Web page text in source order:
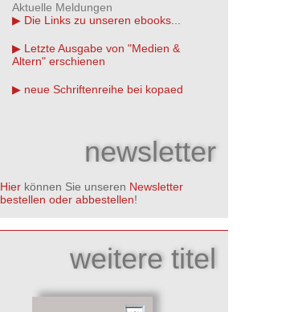
Aktuelle Meldungen
Die Links zu unseren ebooks...
Letzte Ausgabe von "Medien &
Altern" erschienen
neue Schriftenreihe bei kopaed
newsletter
Hier können Sie unseren Newsletter
bestellen oder abbestellen!
weitere titel